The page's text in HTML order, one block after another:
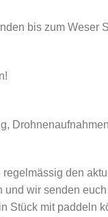
bis zum Weser
den
wir senden
Stück mit paddeln